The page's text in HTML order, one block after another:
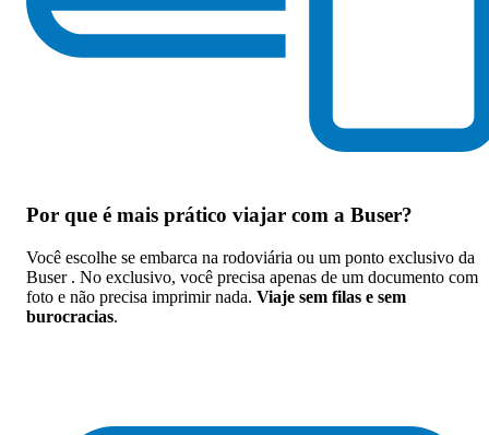
Por que é mais prático viajar com a Buser?
Você escolhe se embarca na rodoviária ou um ponto exclusivo da
Buser . No exclusivo, você precisa apenas de um documento com
foto e não precisa imprimir nada. Viaje sem filas e sem
burocracias.